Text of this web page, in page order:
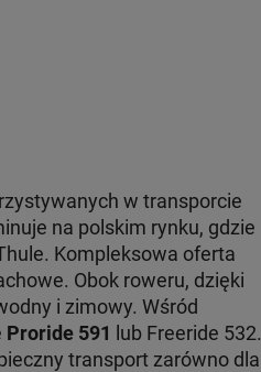
w transporcie
na polskim rynku, gdzie
Kompleksowa oferta
Obok roweru, dzięki
i zimowy. Wśród
Proride 591 lub Freeride 532.
transport zarówno dla